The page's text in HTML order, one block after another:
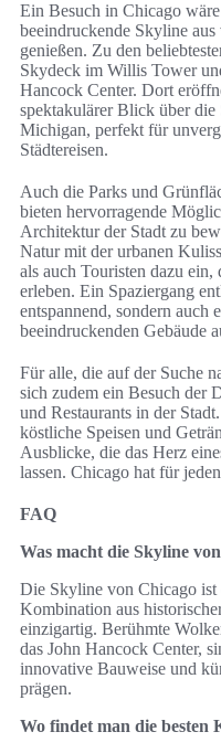
Ein Besuch in Chicago
beeindruckende Skyline
genießen. Zu den
Skydeck im Willis Tower
Hancock Center. Dort
spektakulärer Blick über
Michigan, perfekt für
Städtereisen.
Auch die Parks und
bieten hervorragende
Architektur der Stadt zu
Natur mit der urbanen
als auch Touristen dazu
erleben. Ein Spaziergang
entspannend, sondern auch
beeindruckenden Gebäude
Für alle, die auf der Suche
sich zudem ein Besuch der
und Restaurants in der
köstliche Speisen und
Ausblicke, die das Herz
lassen. Chicago hat für
FAQ
Was macht die Skyline
Die Skyline von Chicago ist
Kombination aus
einzigartig. Berühmte
das John Hancock Center,
innovative Bauweise und
prägen.
Wo findet man die besten